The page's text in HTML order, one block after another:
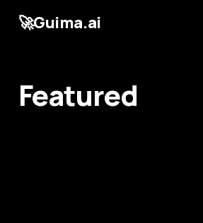
🚀Guima.ai
Featured